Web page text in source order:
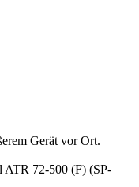
Gerät vor Ort.
ATR 72-500 (F) (SP-